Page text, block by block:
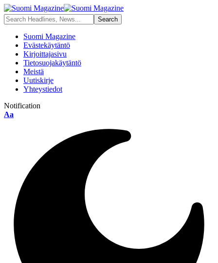
Suomi Magazine
Evästekäytäntö
Kirjoittajasivu
Tietosuojakäytäntö
Meistä
Uutiskirje
Yhteystiedot
Notification
Font
Aa